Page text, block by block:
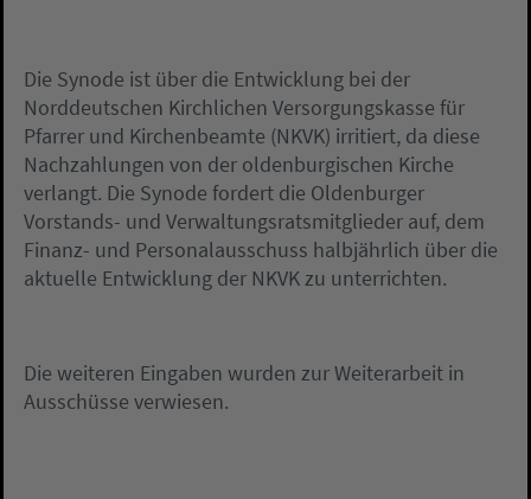
Die Synode ist über die Entwicklung bei der
Norddeutschen Kirchlichen Versorgungskasse für
Pfarrer und Kirchenbeamte (NKVK) irritiert, da diese
Nachzahlungen von der oldenburgischen Kirche
verlangt. Die Synode fordert die Oldenburger
Vorstands- und Verwaltungsratsmitglieder auf, dem
Finanz- und Personalausschuss halbjährlich über die
aktuelle Entwicklung der NKVK zu unterrichten.
Die weiteren Eingaben wurden zur Weiterarbeit in
Ausschüsse verwiesen.